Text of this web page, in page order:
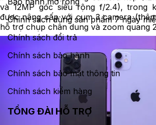
và 12MP góc siêu rộng f/2.4), trong
được nâng cấp với cụm 3 camera
hỗ trợ chụp chân dung và zoom quang
Chính sách dùng sản phẩm 7 ngày
Chính sách đổi trả
Chính sách bảo hành
Chính sách bảo mật thông tin
Chính sách kiểm hàng
TỔNG ĐÀI HỖ TRỢ